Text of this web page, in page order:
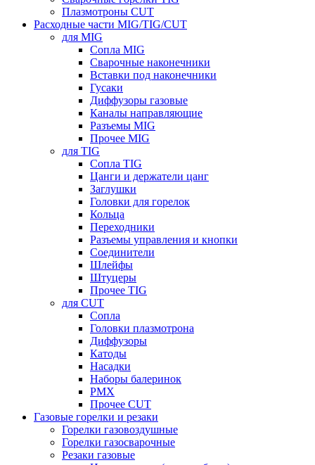
Плазмотроны CUT
Расходные части MIG/TIG/CUT
для MIG
Сопла MIG
Сварочные наконечники
Вставки под наконечники
Гусаки
Диффузоры газовые
Каналы направляющие
Разъемы MIG
Прочее MIG
для TIG
Сопла TIG
Цанги и держатели цанг
Заглушки
Головки для горелок
Кольца
Переходники
Разъемы управления и кнопки
Соединители
Шлейфы
Штуцеры
Прочее TIG
для CUT
Сопла
Головки плазмотрона
Диффузоры
Катоды
Насадки
Наборы балеринок
PMX
Прочее CUT
Газовые горелки и резаки
Горелки газовоздушные
Горелки газосварочные
Резаки газовые